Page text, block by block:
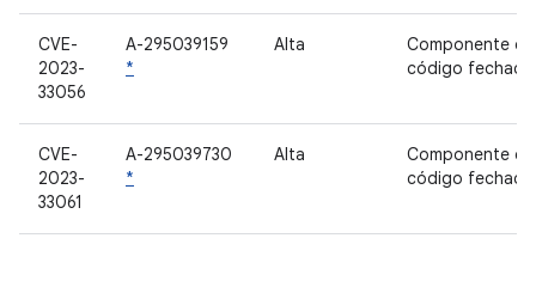
CVE-
2023-
33056
A-295039159
*
Alta
Componente de
código fechado
CVE-
2023-
33061
A-295039730
*
Alta
Componente de
código fechado